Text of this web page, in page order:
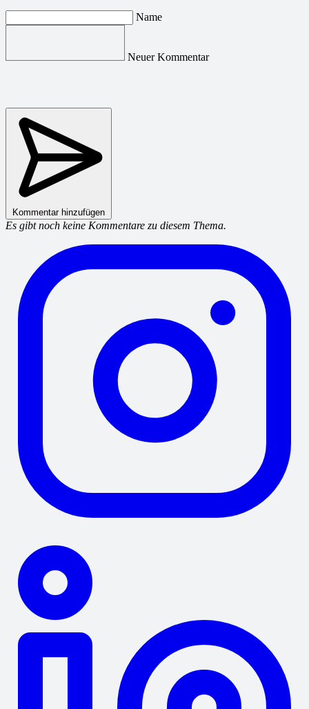
Name
Neuer Kommentar
Kommentar hinzufügen
Es gibt noch keine Kommentare zu diesem Thema.